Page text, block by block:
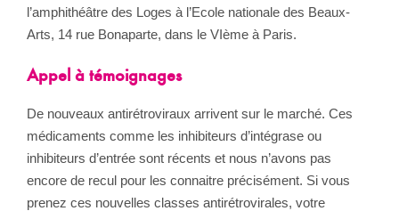
l’amphithéâtre des Loges à l’Ecole nationale des Beaux-
Arts, 14 rue Bonaparte, dans le VIème à Paris.
Appel à témoignages
De nouveaux antirétroviraux arrivent sur le marché. Ces
médicaments comme les inhibiteurs d’intégrase ou
inhibiteurs d’entrée sont récents et nous n’avons pas
encore de recul pour les connaitre précisément. Si vous
prenez ces nouvelles classes antirétrovirales, votre